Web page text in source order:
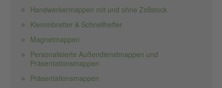
Handwerkermappen mit und ohne Zollstock
Klemmbretter & Schnellhefter
Magnetmappen
Personalisierte Außendienstmappen und
Präsentationsmappen
Präsentationsmappen